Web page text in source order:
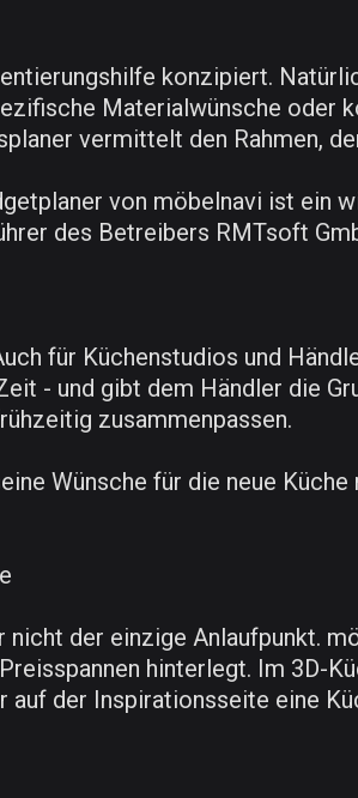
konzipiert.
Materialwünsche oder
vermittelt den Rahmen,
von möbelnavi ist ein
des Betreibers RMTsoft
für Küchenstudios und
- und gibt dem Händler die
zusammenpassen.
Wünsche für die neue
der einzige Anlaufpunkt.
hinterlegt. Im 3D-
auf der Inspirationsseite eine